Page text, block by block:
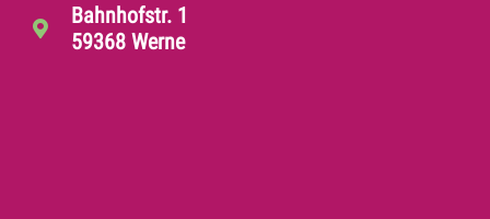
Bahnhofstr. 1
59368 Werne